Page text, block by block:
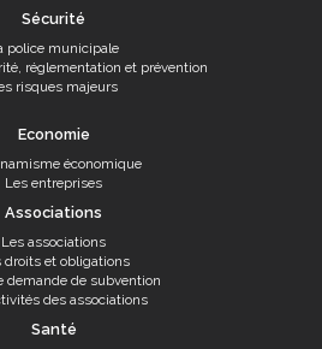
Sécurité
police municipale
réglementation et prévention
risques majeurs
Economie
économique
Les entreprises
Associations
Les associations
droits et obligations
demande de subvention
des associations
Santé